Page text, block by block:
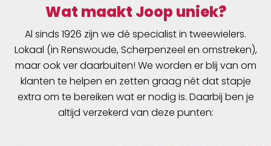
Wat maakt Joop uniek?
Al sinds 1926 zijn we dé specialist in tweewielers.
Lokaal (in Renswoude, Scherpenzeel en omstreken),
maar ook ver daarbuiten! We worden er blij van om
klanten te helpen en zetten graag nét dat stapje
extra om te bereiken wat er nodig is. Daarbij ben je
altijd verzekerd van deze punten: